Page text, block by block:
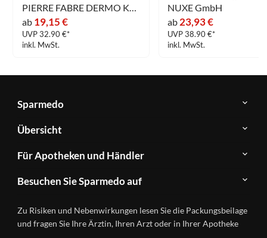
ab 19,15 €
UVP 32.90 €*
inkl. MwSt.
NUXE GmbH
ab 23,93 €
UVP 38.90 €*
inkl. MwSt.
Sparmedo
Über
Sparmedo
FAQ
Kontakt
Datenschutz
Nutzungsbedingungen
Übersicht
Herstellerverzeichnis
Produkte
A-
Ratgeber
Wirkstoffe
Für Apotheken und Händler
&
Händlerlogin
Besuchen Sie Sparmedo auf
Instagram
Zu Risiken und Nebenwirkungen lesen Sie die Packungsbeilage
und fragen Sie Ihre Ärztin, Ihren Arzt oder in Ihrer Apotheke